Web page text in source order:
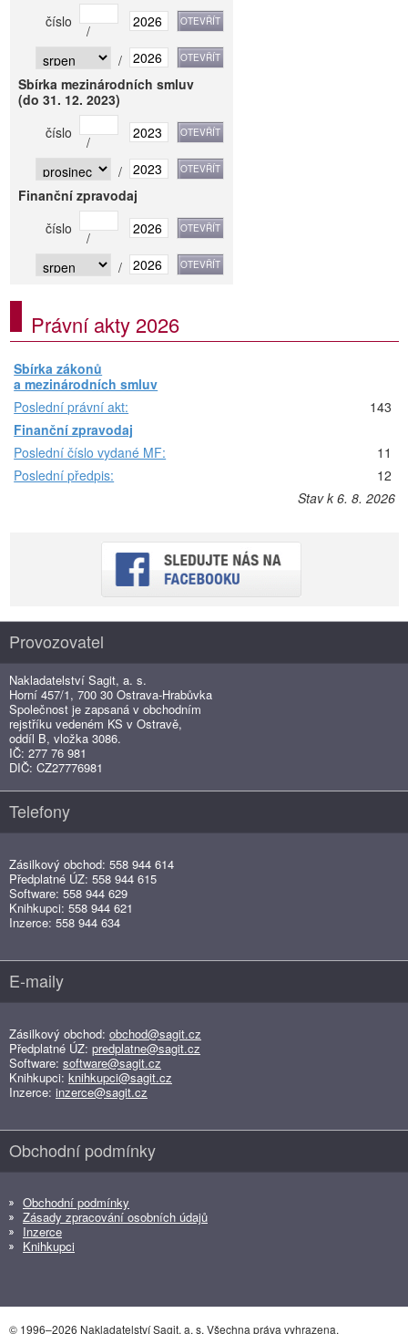
číslo
/
/
Sbírka mezinárodních smluv
(do 31. 12. 2023)
číslo
/
/
Finanční zpravodaj
číslo
/
/
Právní akty 2026
Sbírka zákonů
a mezinárodních smluv
Poslední právní akt:
143
Finanční zpravodaj
Poslední číslo vydané MF:
11
Poslední předpis:
12
Stav k 6. 8. 2026
Provozovatel
Nakladatelství Sagit, a. s.
Horní 457/1, 700 30 Ostrava-Hrabůvka
Společnost je zapsaná v obchodním
rejstříku vedeném KS v Ostravě,
oddíl B, vložka 3086.
IČ: 277 76 981
DIČ: CZ27776981
Telefony
Zásilkový obchod: 558 944 614
Předplatné ÚZ: 558 944 615
Software: 558 944 629
Knihkupci: 558 944 621
Inzerce: 558 944 634
E-maily
Zásilkový obchod: obchod@sagit.cz
Předplatné ÚZ: predplatne@sagit.cz
Software: software@sagit.cz
Knihkupci: knihkupci@sagit.cz
Inzerce: inzerce@sagit.cz
Obchodní podmínky
Obchodní podmínky
Zásady zpracování osobních údajů
Inzerce
Knihkupci
© 1996–2026 Nakladatelství Sagit, a. s. Všechna práva vyhrazena.